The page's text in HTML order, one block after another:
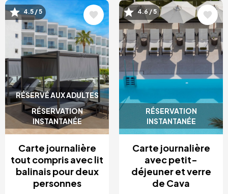
RÉSERVÉ AUX ADULTES
RÉSERVATION
INSTANTANÉE
Image
4.5 / 5
Carte journalière
tout compris avec lit
balinais pour deux
personnes
RÉSERVATION
INSTANTANÉE
Image
4.6 / 5
Carte journalière
avec petit-
déjeuner et verre
de Cava